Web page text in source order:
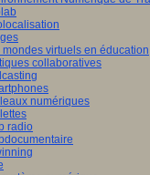
mondes virtuels en éducation
collaboratives
numériques
radio